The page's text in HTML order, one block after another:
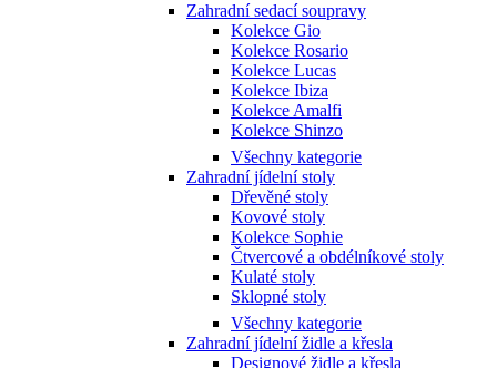
Zahradní sedací soupravy
Kolekce Gio
Kolekce Rosario
Kolekce Lucas
Kolekce Ibiza
Kolekce Amalfi
Kolekce Shinzo
Všechny kategorie
Zahradní jídelní stoly
Dřevěné stoly
Kovové stoly
Kolekce Sophie
Čtvercové a obdélníkové stoly
Kulaté stoly
Sklopné stoly
Všechny kategorie
Zahradní jídelní židle a křesla
Designové židle a křesla